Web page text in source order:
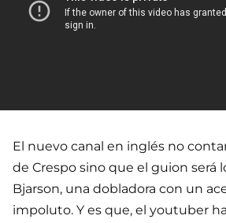
El nuevo canal en inglés no
de Crespo sino que el guion será
Bjarson, una dobladora con un
impoluto. Y es que, el youtuber